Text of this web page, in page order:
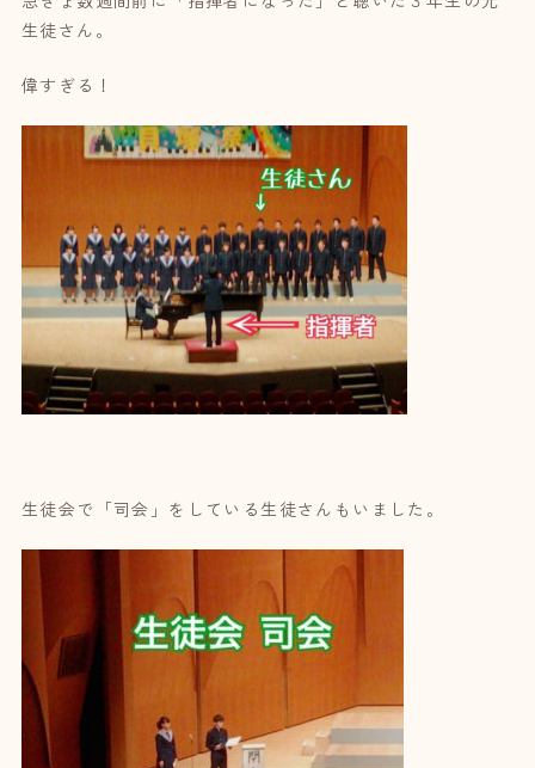
生徒さん。
偉すぎる！
生徒会で「司会」をしている生徒さんもいました。